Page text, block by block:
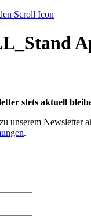
stets aktuell
unserem Newsletter
.